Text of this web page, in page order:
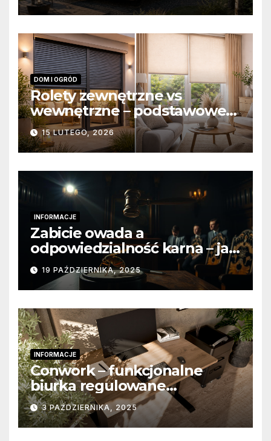
DOM I OGRÓD
Rolety zewnętrzne vs
wewnętrzne – podstawowe
różnice konstrukcyjne i
funkcjonalne
15 LUTEGO, 2026
INFORMACJE
Zabicie owada a
odpowiedzialność karna – jak
wygląda to w praktyce?
19 PAŹDZIERNIKA, 2025
INFORMACJE
Conwork – funkcjonalne
biurka regulowane
stworzone z myślą o
nowoczesnych
przestrzeniach pracy
3 PAŹDZIERNIKA, 2025